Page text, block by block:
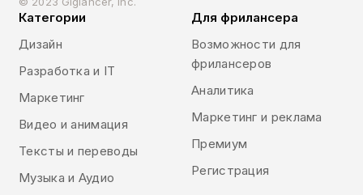
Категории
Дизайн
Разработка и IT
Маркетинг
Видео и анимация
Тексты и переводы
Музыка и Аудио
Для фрилансера
Возможности для
фрилансеров
Аналитика
Маркетинг и реклама
Премиум
Регистрация